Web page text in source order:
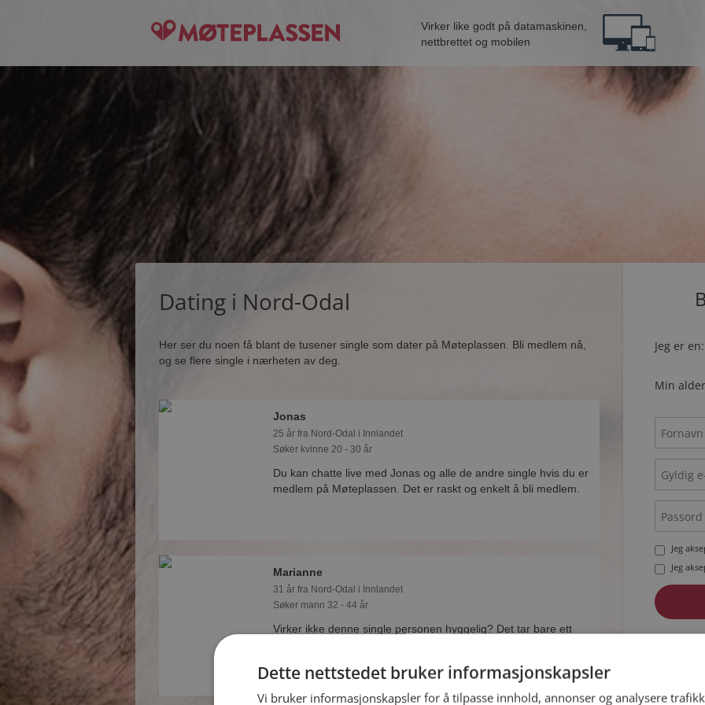
Virker like godt på datamaskinen,
nettbrettet og mobilen
Dating i Nord-Odal
Her ser du noen få blant de tusener single som dater på Møteplassen. Bli medlem nå,
og se flere single i nærheten av deg.
Jonas
25 år fra Nord-Odal i Innlandet
Søker kvinne 20 - 30 år
Du kan chatte live med Jonas og alle de andre single hvis du er
medlem på Møteplassen. Det er raskt og enkelt å bli medlem.
Marianne
31 år fra Nord-Odal i Innlandet
Søker mann 32 - 44 år
Virker ikke denne single personen hyggelig? Det tar bare ett
Jeg er en:
Min
Jeg
Jeg
Allerede
Dette nettstedet bruker informasjonskapsler
Vi bruker informasjonskapsler for å tilpasse innhold, annonser og analysere